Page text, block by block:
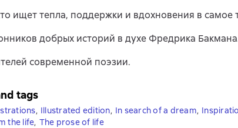
ищет тепла, поддержки и вдохновения в самое
добрых историй в духе Фредрика
современной поэзии.
tags
, Illustrated edition, In search of a dream,
the life, The prose of life